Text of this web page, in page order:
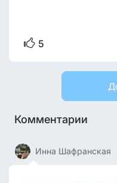
5
Комментарии
Инна Шафранская